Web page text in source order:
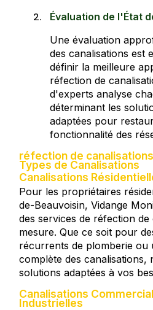
Évaluation de l'État
Une évaluation
des canalisations est
définir la meilleure
réfection de
d'experts analyse
déterminant les
adaptées pour
fonctionnalité des
réfection de
Types de Canalisations
Canalisations
Pour les propriétaires
de-Beauvoisin, Vidange
des services de réfection
mesure. Que ce soit pour
récurrents de plomberie ou
complète des canalisations,
solutions adaptées à vos
Canalisations
Industrielles